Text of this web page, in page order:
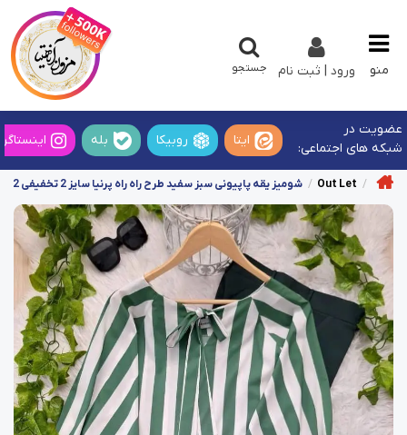
منو ورود | ثبت نام جستجو
عضویت در
شبکه های اجتماعی:
ایتا روبیکا بله
Out Let شومیز یقه پاپیونی سبز سفید طرح راه راه پرنیا سایز 2 تخفیفی 002